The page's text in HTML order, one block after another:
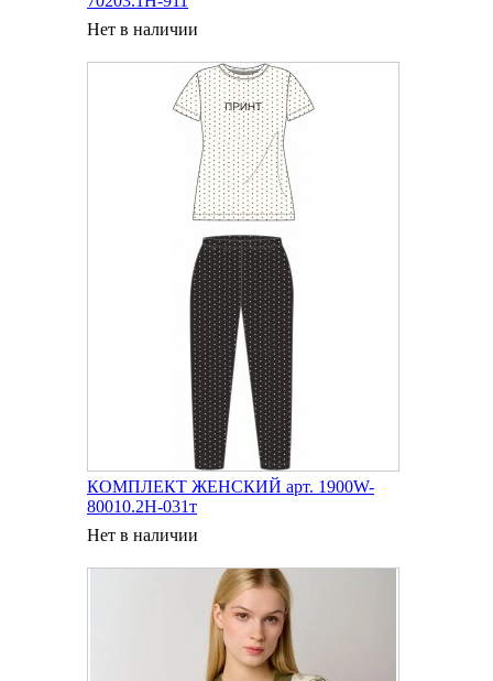
Нет в наличии
КОМПЛЕКТ ЖЕНСКИЙ арт. 1900W-
80010.2H-031т
Нет в наличии